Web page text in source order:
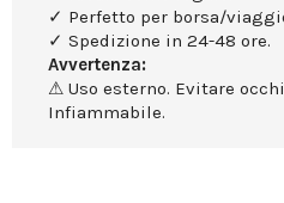
✓ Perfetto per borsa/
✓ Spedizione in 24-48 ore.
Avvertenza:
⚠ Uso esterno. Evitare
Infiammabile.